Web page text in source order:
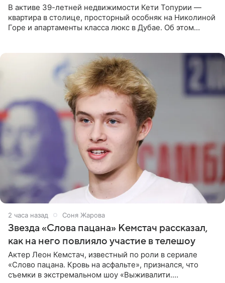
В активе 39-летней недвижимости Кети Топурии —
квартира в столице, просторный особняк на Николиной
Горе и апартаменты класса люкс в Дубае. Об этом
2 часа назад Соня Жарова
Звезда «Слова пацана» Кемстач рассказал,
как на него повлияло участие в телешоу
Актер Леон Кемстач, известный по роли в сериале
«Слово пацана. Кровь на асфальте», признался, что
съемки в экстремальном шоу «Выживалити.